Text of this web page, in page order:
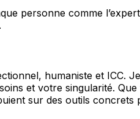
personne comme
humaniste et ICC.
et votre singularité.
sur des outils